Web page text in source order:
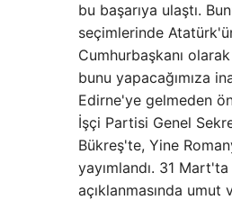
bu başarıya ulaştı.
seçimlerinde
Cumhurbaşkanı
bunu yapacağımıza
Edirne'ye gelmeden
İşçi Partisi Genel
Bükreş'te, Yine
yayımlandı. 31
açıklanmasında